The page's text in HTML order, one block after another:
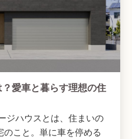
愛車と暮らす理想の住
ジハウスとは、住まいの
こと。単に車を停める